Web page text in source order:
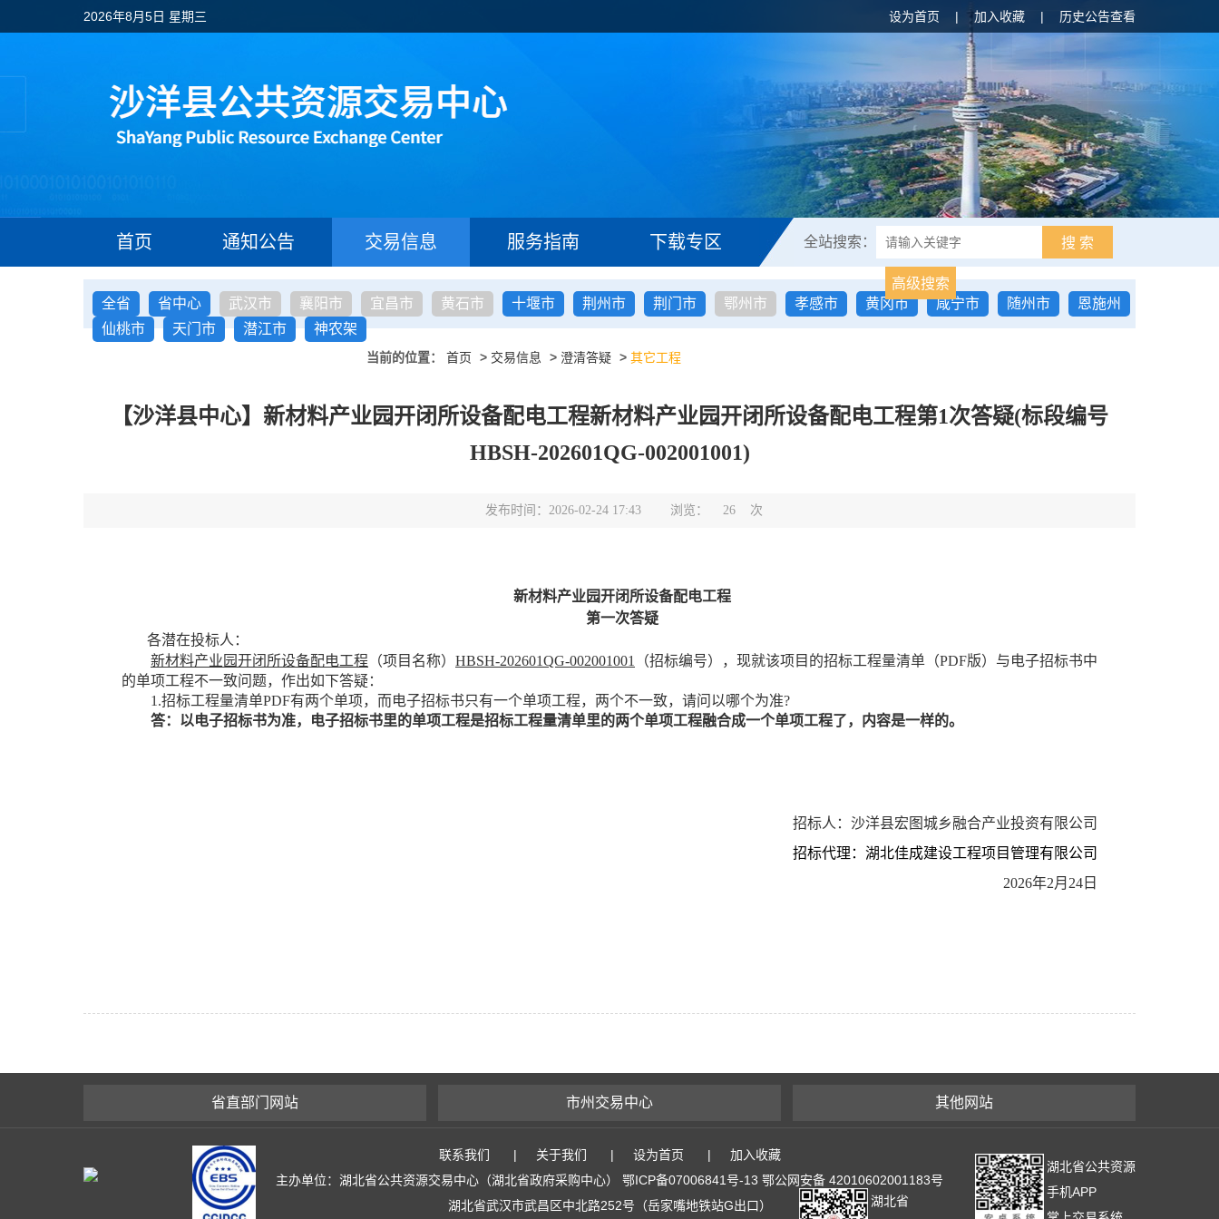
2026年8月5日 星期三 设为首页 | 加入收藏 | 历史公告查看
首页 通知公告 交易信息 服务指南 下载专区 全站搜索： 搜 索
高级搜索
全省
省中心 武汉市 襄阳市 宜昌市 黄石市 十堰市 荆州市 荆门市 鄂州市 孝感市 黄冈市 咸宁市 随州市
恩施州
仙桃市
天门市 潜江市 神农架
当前的位置： 首页 > 交易信息 > 澄清答疑 > 其它工程
【沙洋县中心】新材料产业园开闭所设备配电工程新材料产业园开闭所设备配电工程第1次答疑(标段编号
HBSH-202601QG-002001001)
发布时间：2026-02-24 17:43 浏览： 26 次
新材料产业园开闭所设备配电工程
第一次答疑
各潜在投标人：
新材料产业园开闭所设备配电工程 （项目名称） HBSH-202601QG-002001001 （招标编号），现就该项目的招标工程量清单（PDF版）与电子招标书中
的单项工程不一致问题，作出如下答疑：
1.招标工程量清单PDF有两个单项，而电子招标书只有一个单项工程，两个不一致，请问以哪个为准?
答：以电子招标书为准，电子招标书里的单项工程是招标工程量清单里的两个单项工程融合成一个单项工程了，内容是一样的。
招标人： 沙洋县宏图城乡融合产业投资有限公司
招标代理：湖北佳成建设工程项目管理有限公司
2026年2月24日
省直部门网站 市州交易中心 其他网站
联系我们 | 关于我们 | 设为首页 |
加入收藏
主办单位：湖北省公共资源交易中心（湖北省政府采购中心） 鄂ICP备07006841号-13 鄂公网安备 42010602001183号
湖北省武汉市武昌区中北路252号（岳家嘴地铁站G出口）
湖北省
湖北省公共资源
手机APP